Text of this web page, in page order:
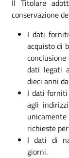
Il Titolare
conservazione
I dati
acquisto di
dati legati
dieci anni
I dati
agli
richieste
I dati di
giorni.